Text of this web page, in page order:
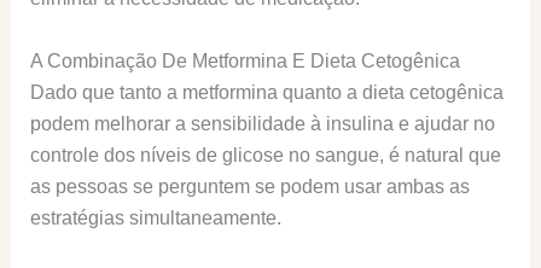
A Combinação De Metformina E Dieta Cetogênica
Dado que tanto a metformina quanto a dieta cetogênica
podem melhorar a sensibilidade à insulina e ajudar no
controle dos níveis de glicose no sangue, é natural que
as pessoas se perguntem se podem usar ambas as
estratégias simultaneamente.